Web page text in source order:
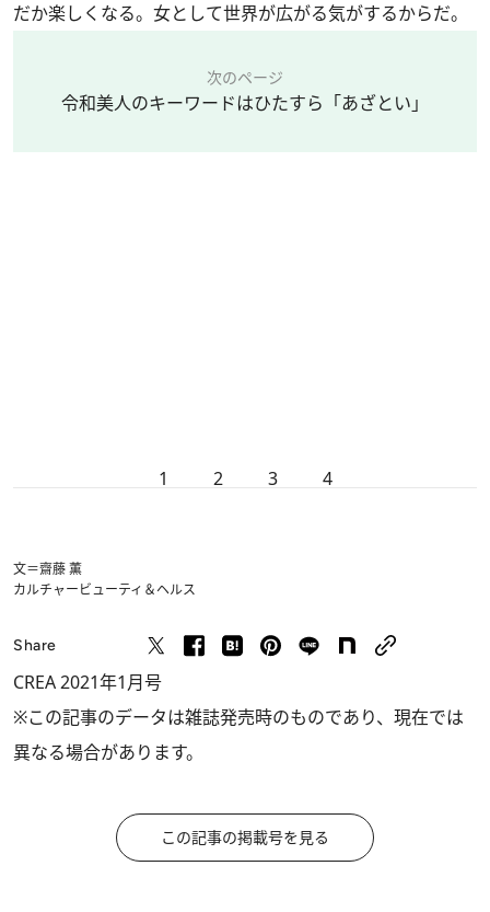
だか楽しくなる。女として世界が広がる気がするからだ。
次のページ
令和美人のキーワードはひたすら「あざとい」
1 2 3 4
文＝齋藤 薫
カルチャービューティ＆ヘルス
Share
CREA 2021年1月号
※この記事のデータは雑誌発売時のものであり、現在では
異なる場合があります。
この記事の掲載号を見る